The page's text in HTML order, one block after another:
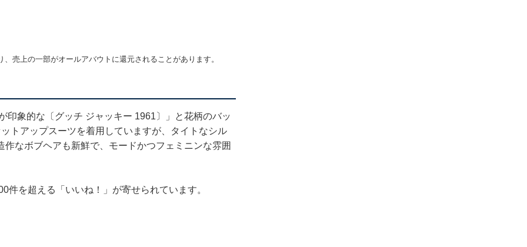
売上の一部がオールアバウトに還元されることがあります。
印象的な〔グッチ ジャッキー 1961〕」と花柄のバッ
トアップスーツを着用していますが、タイトなシル
なボブヘアも新鮮で、モードかつフェミニンな雰囲
を超える「いいね！」が寄せられています。